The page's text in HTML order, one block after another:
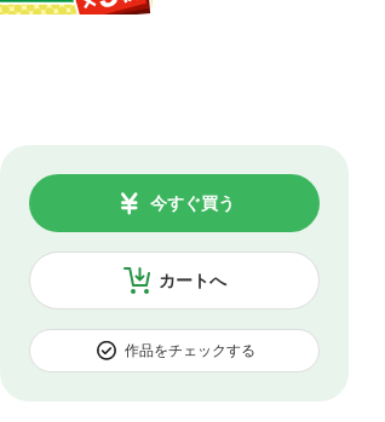
カートへ
今すぐ買う
作品をチェックする